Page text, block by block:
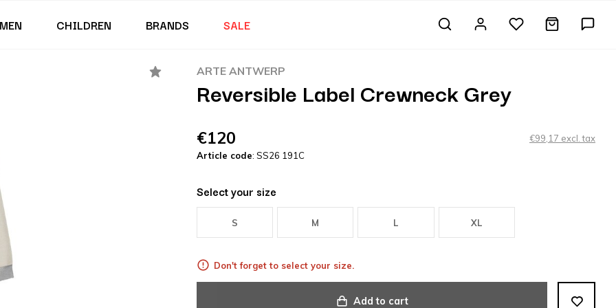
MEN CHILDREN BRANDS SALE
ARTE ANTWERP
Reversible Label Crewneck Grey
€120
€99,17 excl. tax
Article code: SS26 191C
Select your size
S M L XL
Don't forget to select your size.
Add to cart